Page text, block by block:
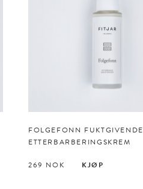
FOLGEFONN FUKTGIVENDE
ETTERBARBERINGS­KREM
269 NOK KJØP